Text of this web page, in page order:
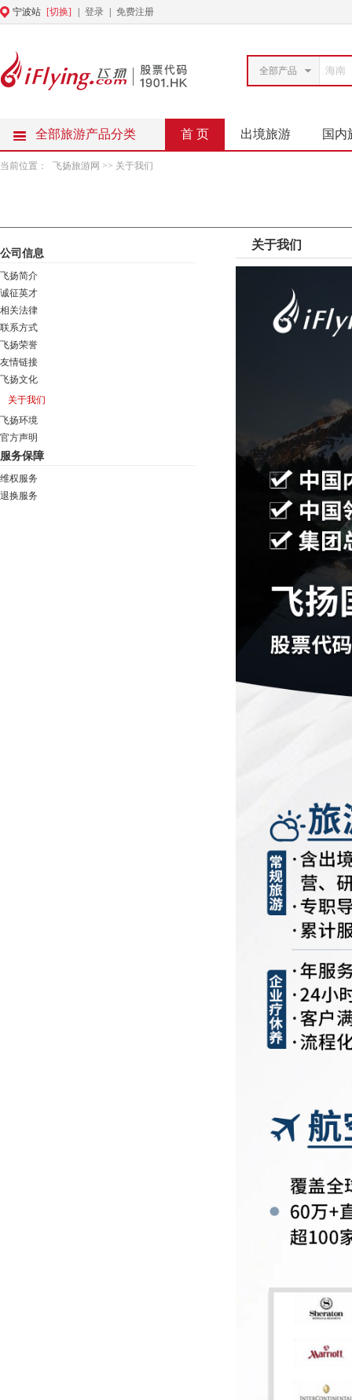
宁波站 [切换] 登录 免费注册
全部产品
全部旅游产品分类 首 页 出境旅游 国内
当前位置： 飞扬旅游网 >> 关于我们
公司信息
飞扬简介
诚征英才
相关法律
联系方式
飞扬荣誉
友情链接
飞扬文化
关于我们
飞扬环境
官方声明
服务保障
维权服务
退换服务
关于我们